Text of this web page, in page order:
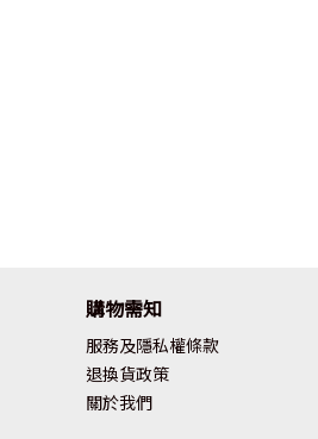
購物需知
服務及隱私權條款
退換貨政策
關於我們